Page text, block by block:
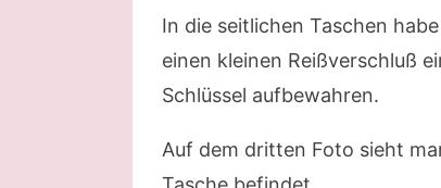
In die seitlichen Taschen
einen kleinen Reißverschluß
Schlüssel aufbewahren.
Auf dem dritten Foto sieht